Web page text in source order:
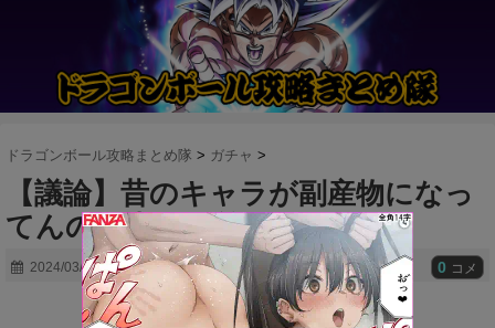
ドラゴンボール攻略まとめ隊 > ガチャ >
【議論】昔のキャラが副産物になっ
てんのは当たり前だろ
2024/03/25 0 コメ